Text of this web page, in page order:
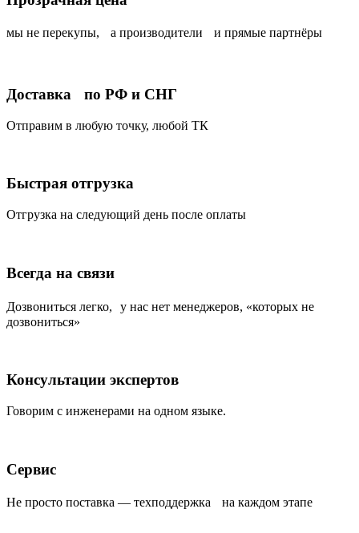
мы не перекупы, а производители и прямые партнёры
Доставка по РФ и СНГ
Отправим в любую точку, любой ТК
Быстрая отгрузка
Отгрузка на следующий день после оплаты
Всегда на связи
Дозвониться легко, у нас нет менеджеров, «которых не
дозвониться»
Консультации экспертов
Говорим с инженерами на одном языке.
Сервис
Не просто поставка — техподдержка на каждом этапе